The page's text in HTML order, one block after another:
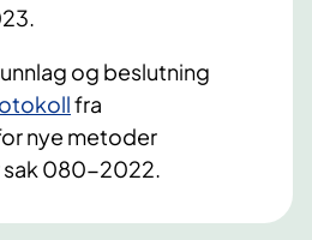
og beslutning
fra
nye metoder
080-2022.